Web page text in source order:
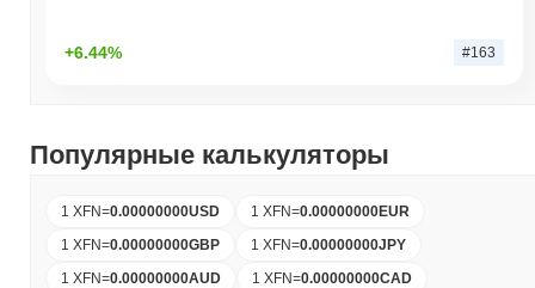
+6.44% #163
Популярные калькуляторы
1 XFN=0.00000000USD 1 XFN=0.00000000EUR
1 XFN=0.00000000GBP 1 XFN=0.00000000JPY
1 XFN=0.00000000AUD 1 XFN=0.00000000CAD